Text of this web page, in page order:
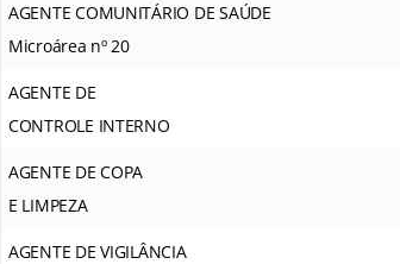
AGENTE COMUNITÁRIO DE SAÚDE
Microárea nº 20
AGENTE DE
CONTROLE INTERNO
AGENTE DE COPA
E LIMPEZA
AGENTE DE VIGILÂNCIA